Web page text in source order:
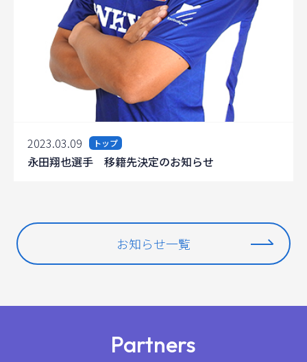
2023.03.09 トップ
永田翔也選手 移籍先決定のお知らせ
お知らせ一覧
Partners